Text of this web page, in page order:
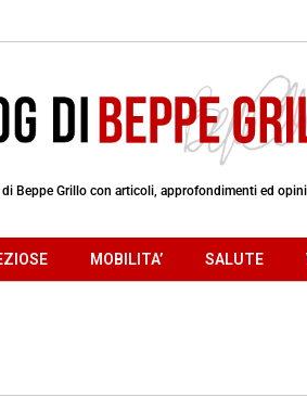
Beppe Grillo con articoli, approfondimenti ed
MOBILITA’ SALUTE